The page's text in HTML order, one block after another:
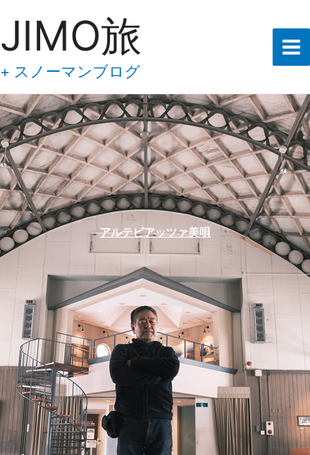
を
ス
ッ
プ
JIMO旅
+ スノーマンブログ
アルテピアッツァ美唄
な
ー
ア
ド
レ
ス
を
入
力
し
て
下
さ